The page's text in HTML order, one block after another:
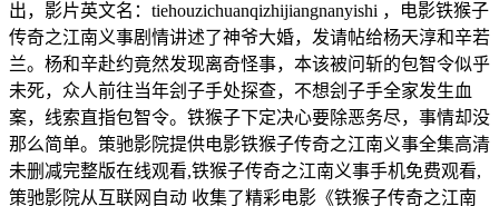
出，影片英文名：tiehouzichuanqizhijiangnanyishi ，电影铁猴子
传奇之江南义事剧情讲述了神爷大婚，发请帖给杨天淳和辛若
兰。杨和辛赴约竟然发现离奇怪事，本该被问斩的包智令似乎
未死，众人前往当年刽子手处探查，不想刽子手全家发生血
案，线索直指包智令。铁猴子下定决心要除恶务尽，事情却没
那么简单。策驰影院提供电影铁猴子传奇之江南义事全集高清
未删减完整版在线观看,铁猴子传奇之江南义事手机免费观看,
策驰影院从互联网自动 收集了精彩电影《铁猴子传奇之江南